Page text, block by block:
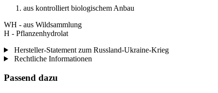
aus kontrolliert biologischem Anbau
WH - aus Wildsammlung
H - Pflanzenhydrolat
Hersteller-Statement zum Russland-Ukraine-Krieg
Rechtliche Informationen
Passend dazu